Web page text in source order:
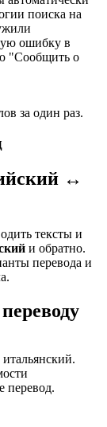
поиска на
ошибку в
"Сообщить о
за один раз.
↔
тексты и
и обратно.
перевода и
перевод.